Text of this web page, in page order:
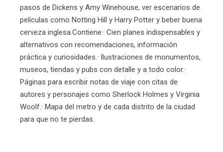
pasos de Dickens y Amy Winehouse, ver escenarios de
películas como Notting Hill y Harry Potter y beber buena
cerveza inglesa.Contiene:· Cien planes indispensables y
alternativos con recomendaciones, información
práctica y curiosidades.· Ilustraciones de monumentos,
museos, tiendas y pubs con detalle y a todo color.·
Páginas para escribir notas de viaje con citas de
autores y personajes como Sherlock Holmes y Virginia
Woolf.· Mapa del metro y de cada distrito de la ciudad
para que no te pierdas.